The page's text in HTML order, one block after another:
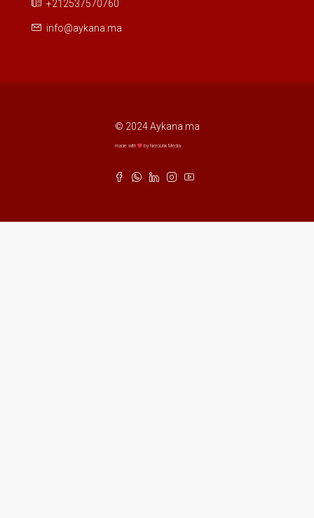
+212537570760
info@aykana.ma
© 2024 Aykana.ma
made with by NeroLink Media